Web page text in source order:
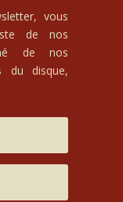
vous
de nos
de nos
du disque,